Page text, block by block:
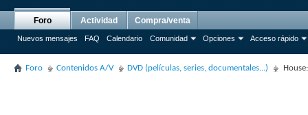
Foro
Nuevos mensajes FAQ Calendario Comunidad Opciones Acceso rápido
Actividad Compra/venta
Foro Contenidos A/V DVD (películas, series, documentales...)